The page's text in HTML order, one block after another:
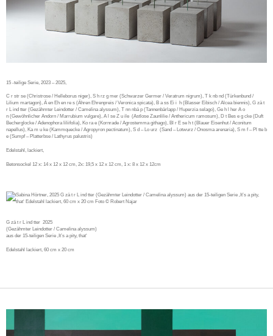
15 -teilige Serie, 2023 – 2025,
C r str se (Christrose / Helleborus niger), S h rz g mer (Schwarzer Germer / Veratrum nigrum), T k nb nd (Türkenbund /
Lilium martagon), Ä en Eh en re s (Ähren Ehrenpreis / Veronica spicata), B a ss Ei i h (Blasser Eibisch / Alcea biennis), G zä t
r L ind tter (Gezähmter Leindotter / Camelina alyssum), T nn nbä p (Tannenbärlapp / Huperzia selago), Ge h l her A o
n (Gewöhnlicher Andorn / Marrubium vulgare), A l se Z u ile (Astlose Zaunlilie / Anthericum ramosum), D t Bes e g cke (Duft
Becherglocke / Adenophora liliifolia), Ko ra e (Kornrade / Agrostemma githago), Bl r E se h t (Blauer Eisenhut / Aconitum
napellus), Ka m u ke (Kammquecke / Agropyron pectinatum), S d – Lo urz (Sand – Lotwurz / Onosma arenaria), S m f – Pl tte b
e (Sumpf – Platterbse / Lathyrus palustris)
Edelstahl, lackiert,
Betonsockel 12 x: 14 x 12 x 12 cm, 2x: 19,5 x 12 x 12 cm, 1 x: 8 x 12 x 12cm
G zä t r L ind tter 2025
(Gezähmter Leindotter / Camelina alyssum)
aus der 15-teiligen Serie ‚It’s a pity, that‘
Edelstahl lackiert, 60 cm x 20 cm